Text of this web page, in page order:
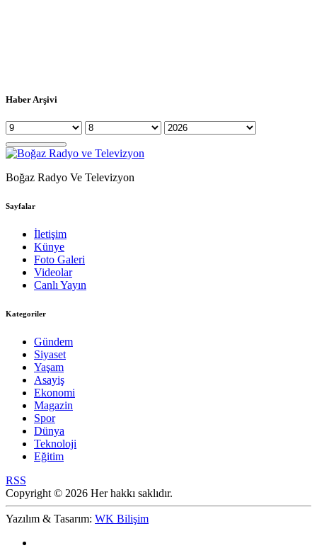
Haber Arşivi
Boğaz Radyo Ve Televizyon
Sayfalar
İletişim
Künye
Foto Galeri
Videolar
Canlı Yayın
Kategoriler
Gündem
Siyaset
Yaşam
Asayiş
Ekonomi
Magazin
Spor
Dünya
Teknoloji
Eğitim
RSS
Copyright © 2026 Her hakkı saklıdır.
Yazılım & Tasarım: WK Bilişim